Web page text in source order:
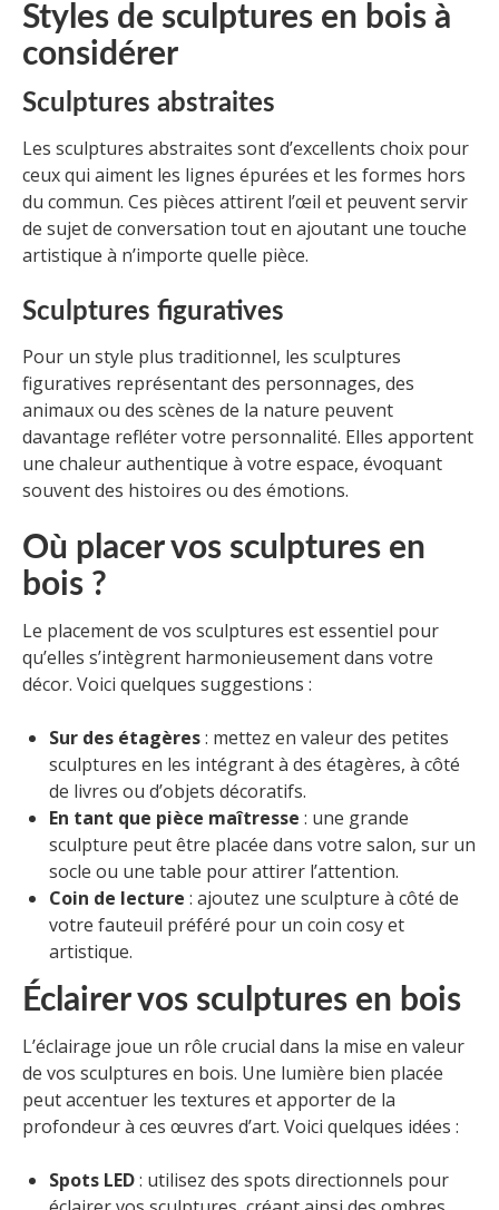
Styles de sculptures en bois à
considérer
Sculptures abstraites
Les sculptures abstraites sont d’excellents choix pour
ceux qui aiment les lignes épurées et les formes hors
du commun. Ces pièces attirent l’œil et peuvent servir
de sujet de conversation tout en ajoutant une touche
artistique à n’importe quelle pièce.
Sculptures figuratives
Pour un style plus traditionnel, les sculptures
figuratives représentant des personnages, des
animaux ou des scènes de la nature peuvent
davantage refléter votre personnalité. Elles apportent
une chaleur authentique à votre espace, évoquant
souvent des histoires ou des émotions.
Où placer vos sculptures en
bois ?
Le placement de vos sculptures est essentiel pour
qu’elles s’intègrent harmonieusement dans votre
décor. Voici quelques suggestions :
Sur des étagères: mettez en valeur des petites
sculptures en les intégrant à des étagères, à côté
de livres ou d’objets décoratifs.
En tant que pièce maîtresse : une grande
sculpture peut être placée dans votre salon, sur un
socle ou une table pour attirer l’attention.
Coin de lecture : ajoutez une sculpture à côté de
votre fauteuil préféré pour un coin cosy et
artistique.
Éclairer vos sculptures en bois
L’éclairage joue un rôle crucial dans la mise en valeur
de vos sculptures en bois. Une lumière bien placée
peut accentuer les textures et apporter de la
profondeur à ces œuvres d’art. Voici quelques idées :
Spots LED: utilisez des spots directionnels pour